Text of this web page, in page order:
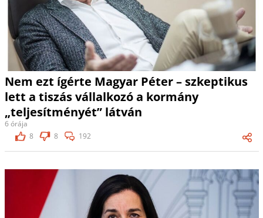
Nem ezt ígérte Magyar Péter – szkeptikus
lett a tiszás vállalkozó a kormány
„teljesítményét” látván
6 órája
8
8 192